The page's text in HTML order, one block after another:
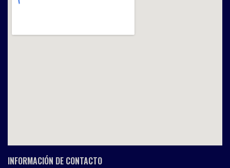
INFORMACIÓN DE CONTACTO